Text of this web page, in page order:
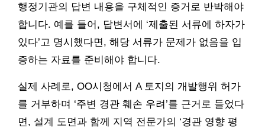
행정기관의 답변 내용을 구체적인 증거로 반박해야
합니다. 예를 들어, 답변서에 ‘제출된 서류에 하자가
있다’고 명시했다면, 해당 서류가 문제가 없음을 입
증하는 자료를 준비해야 합니다.
실제 사례로, OO시청에서 A 토지의 개발행위 허가
를 거부하며 ‘주변 경관 훼손 우려’를 근거로 들었다
면, 설계 도면과 함께 지역 전문가의 ‘경관 영향 평